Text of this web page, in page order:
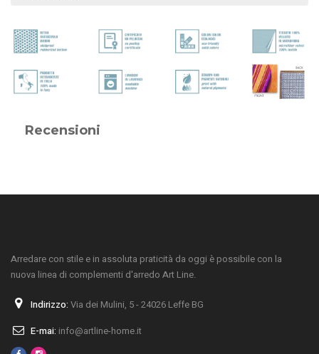
Recensioni
Arredare con stile e in assoluta praticità da oggi è possibile con la
nuova linea di complementi d'arredo Art Line.
Indirizzo: Via dei Mulini, 5 - 24026 Leffe BG
E-mai: info@artline-home.it